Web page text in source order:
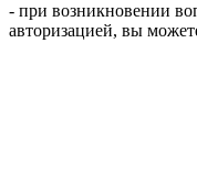
- при возникновении
авторизацией, вы